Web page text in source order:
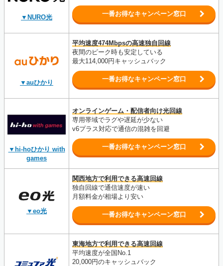
▼NURO光
一番お得なキャンペーン窓口
▼auひかり
平均速度474Mbpsの高速独自回線
夜間のピーク時も安定している
最大114,000円キャッシュバック
一番お得なキャンペーン窓口
▼hi-hoひかり with
games
オンラインゲーム・配信者向け光回線
専用帯域でラグや遅延が少ない
v6プラス対応で通信の混雑を回避
一番お得なキャンペーン窓口
▼eo光
関西地方で利用できる高速回線
独自回線で通信速度が速い
月額料金が相場より安い
一番お得なキャンペーン窓口
東海地方で利用できる高速回線
平均速度が全国No.1
20,000円のキャッシュバック